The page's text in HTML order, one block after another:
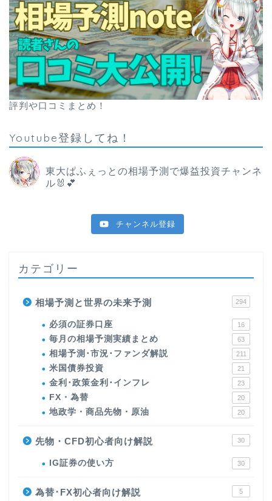
評判や口コミまとめ！
Youtube登録してね！
東大ぱふぇっとの相場予測で爆益投資チャンネ
ル🐰💕
チャンネル登録
カテゴリー
相場予測と世界の未来予測 294
必須の証券口座 16
毎月の相場予測実績まとめ 63
相場予測･市況･ファンダ解説 211
米国債券投資 21
金利･政策金利･インフレ 23
FX・為替 20
地政学・商品先物・原油 20
先物・CFD初心者向け解説 30
IG証券の使い方 30
為替･FX初心者向け解説 5